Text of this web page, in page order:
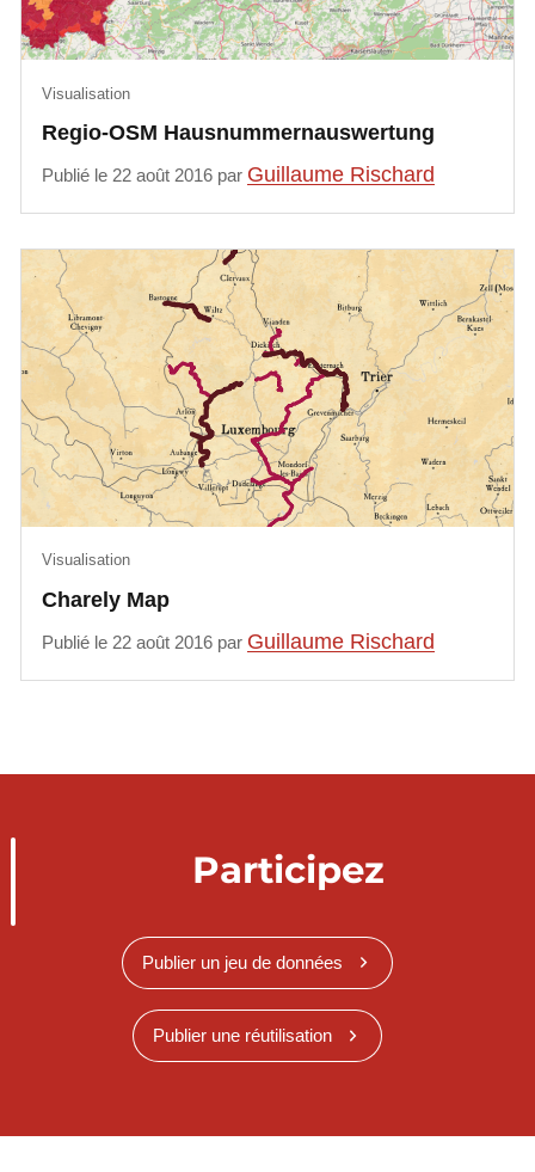
Regio-OSM Hausnummernauswertung
Visualisation
Publié le 22 août 2016 par Guillaume Rischard
Charely Map
Visualisation
Publié le 22 août 2016 par Guillaume Rischard
Participez
Publier un jeu de données
Publier une réutilisation